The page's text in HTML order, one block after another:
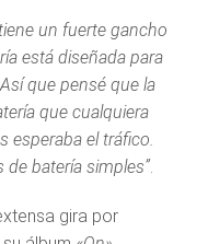
un fuerte gancho
está diseñada para
que pensé que la
que cualquiera
esperaba el tráfico.
de batería simples”.
gira por